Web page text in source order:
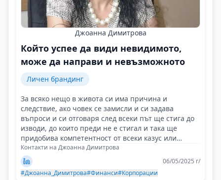
Джоанна Димитрова
Който успее да види невидимото,
може да направи и невъзможното
Личен брандинг
За всяко нещо в живота си има причина и
следствие, ако човек се замисли и си задава
въпроси и си отговаря след всеки път ще стига до
изводи, до които преди не е стигал и така ще
придобива компетентност от всеки казус или
случай!
Контакти на Джоанна Димитрова
06/05/2025 г/
#Джоанна_Димитрова#Финанси#Корпорации